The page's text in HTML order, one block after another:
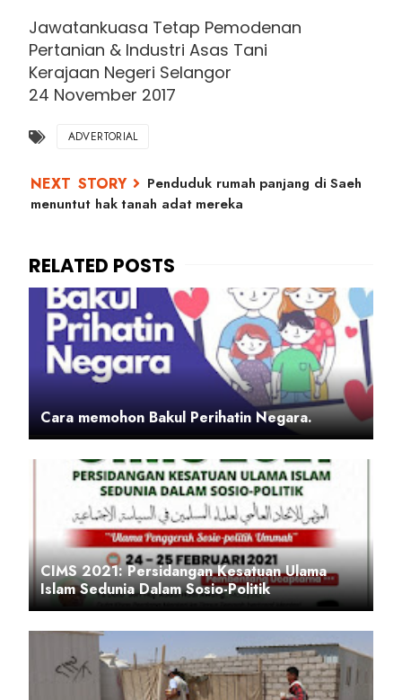
Jawatankuasa Tetap Pemodenan
Pertanian & Industri Asas Tani
Kerajaan Negeri Selangor
24 November 2017
ADVERTORIAL
Penduduk rumah panjang di Saeh
menuntut hak tanah adat mereka
Cara memohon Bakul Perihatin Negara.
CIMS 2021: Persidangan Kesatuan Ulama
Islam Sedunia Dalam Sosio-Politik